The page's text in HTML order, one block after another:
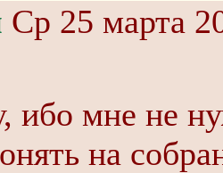
Ср 25 марта
ибо мне не
на